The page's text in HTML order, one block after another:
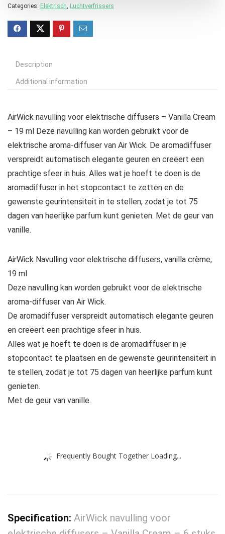
Categories: Elektrisch, Luchtverfrissers
Description
Additional information
AirWick navulling voor elektrische diffusers – Vanilla Cream
– 19 ml Deze navulling kan worden gebruikt voor de
elektrische aroma-diffuser van Air Wick. De aromadiffuser
verspreidt automatisch elegante geuren en creëert een
prachtige sfeer in huis. Alles wat je hoeft te doen is de
aromadiffuser in het stopcontact te zetten en de
gewenste geurintensiteit in te stellen, zodat je tot 75
dagen van heerlijke parfum kunt genieten. Met de geur van
vanille.
AirWick Navulling voor elektrische diffusers, vanilla crème,
19 ml
Deze navulling kan worden gebruikt voor de elektrische
aroma-diffuser van Air Wick.
De aromadiffuser verspreidt automatisch elegante geuren
en creëert een prachtige sfeer in huis.
Alles wat je hoeft te doen is de aromadiffuser in je
stopcontact te plaatsen en de gewenste geurintensiteit in
te stellen, zodat je tot 75 dagen van heerlijke parfum kunt
genieten.
Met de geur van vanille.
Frequently Bought Together Loading...
Specification: AirWick navulling voor